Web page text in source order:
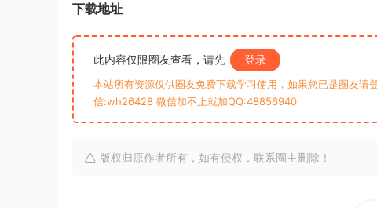
下载地址
此内容仅限圈友查看，请先 登录
本站所有资源仅供圈友免费下载学习使用，如果您已是圈友
信:wh26428 微信加不上就加QQ:48856940
版权归原作者所有，如有侵权，联系圈主删除！